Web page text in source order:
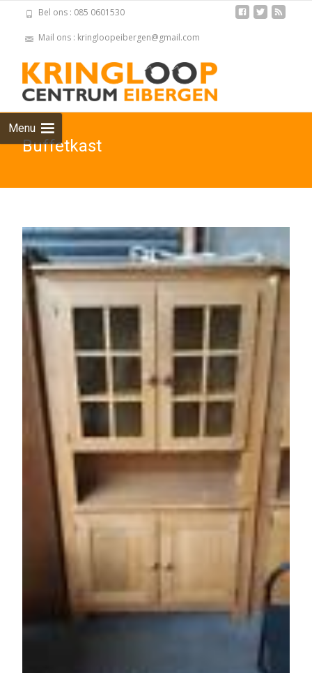
Bel ons : 085 0601530
Mail ons : kringloopeibergen@gmail.com
Menu
Buffetkast